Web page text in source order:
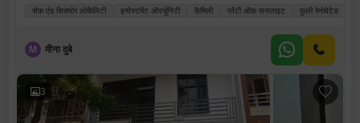
सेफ़ एंड सिक्योर लोकैलिटी इन्वेस्टमेंट ऑपर्चूनिटी फ़ैमिली प्लेंटी ऑफ़ सनलाइट फ़ुली रेनोवेटेड
M मीना दुबे
3